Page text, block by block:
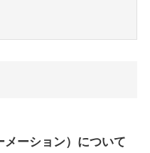
ーション）について